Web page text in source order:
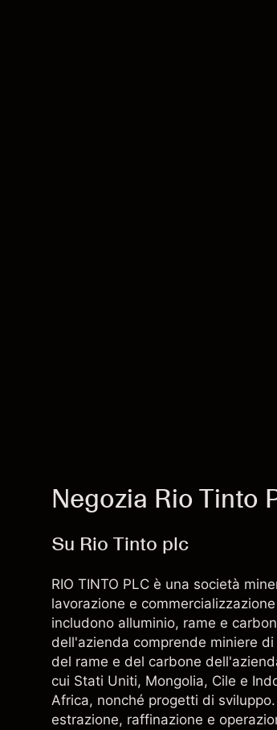
Negozia Rio Tinto
Su Rio Tinto plc
RIO TINTO PLC è una società
lavorazione e
includono alluminio, rame e
dell'azienda comprende miniere
del rame e del carbone
cui Stati Uniti, Mongolia, Cile e
Africa, nonché progetti di
estrazione, raffinazione e